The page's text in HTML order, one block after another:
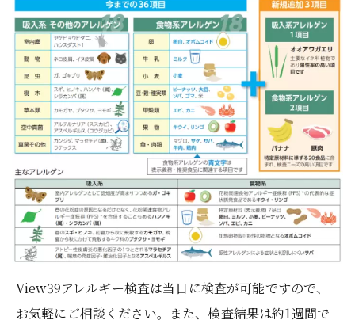
View39アレルギー検査は当日に検査が可能ですので、
お気軽にご相談ください。また、検査結果は約1週間で